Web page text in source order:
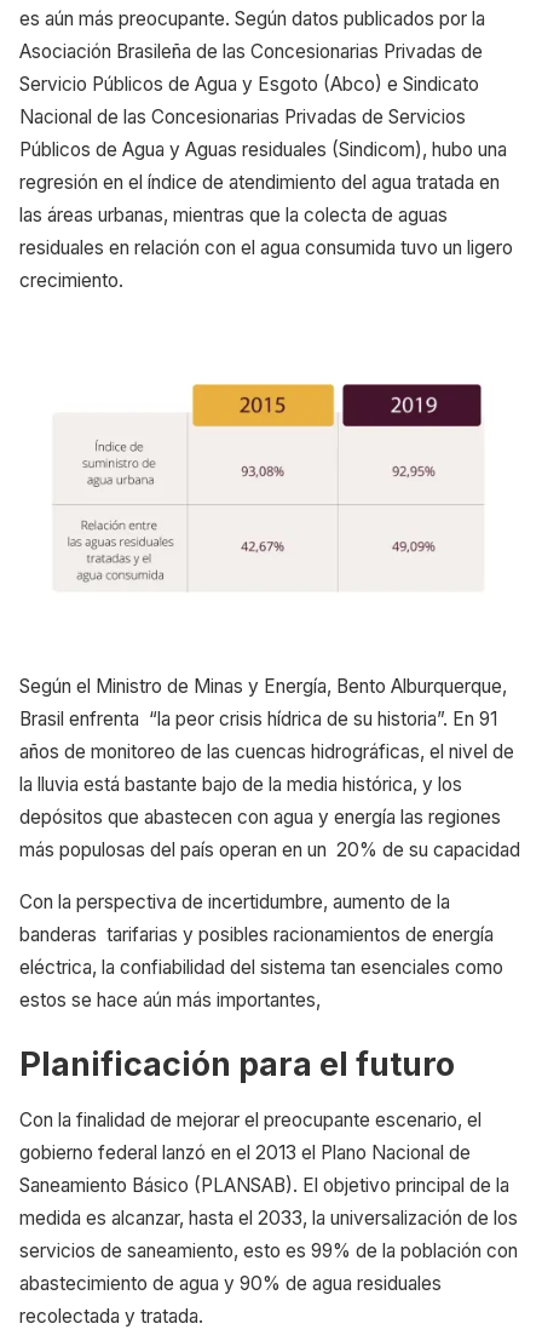
es aún más preocupante. Según datos publicados por la
Asociación Brasileña de las Concesionarias Privadas de
Servicio Públicos de Agua y Esgoto (Abco) e Sindicato
Nacional de las Concesionarias Privadas de Servicios
Públicos de Agua y Aguas residuales (Sindicom), hubo una
regresión en el índice de atendimiento del agua tratada en
las áreas urbanas, mientras que la colecta de aguas
residuales en relación con el agua consumida tuvo un ligero
crecimiento.
Según el Ministro de Minas y Energía, Bento Alburquerque,
Brasil enfrenta “la peor crisis hídrica de su historia”. En 91
años de monitoreo de las cuencas hidrográficas, el nivel de
la lluvia está bastante bajo de la media histórica, y los
depósitos que abastecen con agua y energía las regiones
más populosas del país operan en un 20% de su capacidad
Con la perspectiva de incertidumbre, aumento de la
banderas tarifarias y posibles racionamientos de energía
eléctrica, la confiabilidad del sistema tan esenciales como
estos se hace aún más importantes,
Planificación para el futuro
Con la finalidad de mejorar el preocupante escenario, el
gobierno federal lanzó en el 2013 el Plano Nacional de
Saneamiento Básico (PLANSAB). El objetivo principal de la
medida es alcanzar, hasta el 2033, la universalización de los
servicios de saneamiento, esto es 99% de la población con
abastecimiento de agua y 90% de agua residuales
recolectada y tratada.